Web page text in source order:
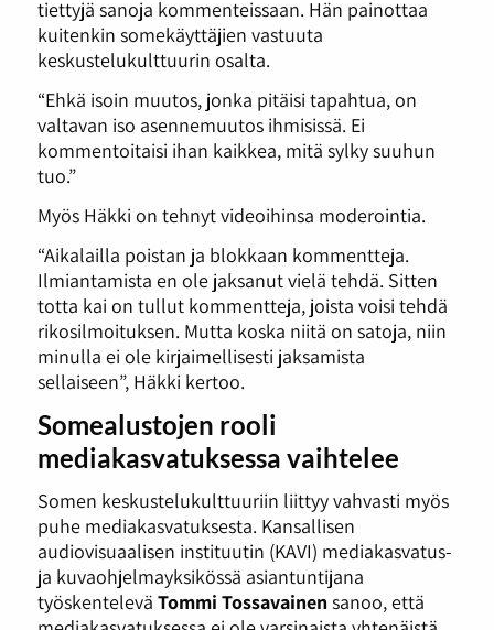
tiettyjä sanoja kommenteissaan. Hän painottaa
kuitenkin somekäyttäjien vastuuta
keskustelukulttuurin osalta.
“Ehkä isoin muutos, jonka pitäisi tapahtua, on
valtavan iso asennemuutos ihmisissä. Ei
kommentoitaisi ihan kaikkea, mitä sylky suuhun
tuo.”
Myös Häkki on tehnyt videoihinsa moderointia.
“Aikalailla poistan ja blokkaan kommentteja.
Ilmiantamista en ole jaksanut vielä tehdä. Sitten
totta kai on tullut kommentteja, joista voisi tehdä
rikosilmoituksen. Mutta koska niitä on satoja, niin
minulla ei ole kirjaimellisesti jaksamista
sellaiseen”, Häkki kertoo.
Somealustojen rooli
mediakasvatuksessa vaihtelee
Somen keskustelukulttuuriin liittyy vahvasti myös
puhe mediakasvatuksesta. Kansallisen
audiovisuaalisen instituutin (KAVI) mediakasvatus-
ja kuvaohjelmayksikössä asiantuntijana
työskentelevä Tommi Tossavainensanoo, että